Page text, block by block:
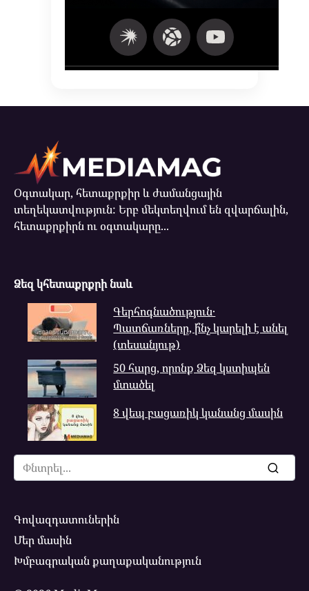
Օգտակար, հետաքրքիր և ժամանցային
տեղեկատվություն: Երբ մեկտեղվում են զվարճալին,
հետաքրքիրն ու օգտակարը...
Ձեզ կհետաքրքրի նաև
Գերհոգնածություն․
Պատճառները, ի՞նչ կարելի է անել
(տեսանյութ)
50 հարց, որոնք Ձեզ կստիպեն
մտածել
8 վեպ բացառիկ կանանց մասին
Search
for:
Գովազդատուներին
Մեր մասին
Խմբագրական քաղաքականություն